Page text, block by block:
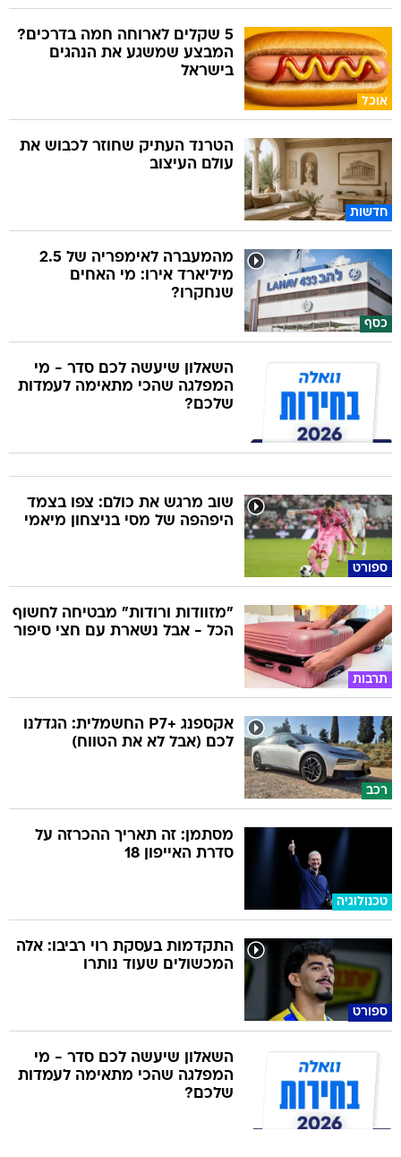
אוכל
5 שקלים לארוחה חמה בדרכים?
המבצע שמשגע את הנהגים
בישראל
חדשות
הטרנד העתיק שחוזר לכבוש את
עולם העיצוב
כסף
מהמעברה לאימפריה של 2.5
מיליארד אירו: מי האחים
שנחקרו?
השאלון שיעשה לכם סדר - מי
המפלגה שהכי מתאימה לעמדות
שלכם?
ספורט
שוב מרגש את כולם: צפו בצמד
היפהפה של מסי בניצחון מיאמי
תרבות
"מזוודות ורודות" מבטיחה לחשוף
הכל - אבל נשארת עם חצי סיפור
רכב
אקספנג +P7 החשמלית: הגדלנו
לכם (אבל לא את הטווח)
טכנולוגיה
מסתמן: זה תאריך ההכרזה על
סדרת האייפון 18
ספורט
התקדמות בעסקת רוי רביבו: אלה
המכשולים שעוד נותרו
השאלון שיעשה לכם סדר - מי
המפלגה שהכי מתאימה לעמדות
שלכם?